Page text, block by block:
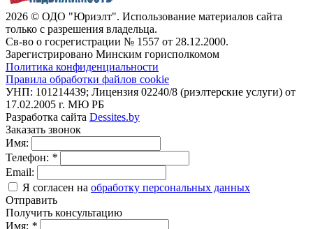
2026 © ОДО "Юриэлт". Использование материалов сайта
только с разрешения владельца.
Св-во о госрегистрации № 1557 от 28.12.2000.
Зарегистрировано Минским горисполкомом
Политика конфиденциальности
Правила обработки файлов cookie
УНП: 101214439; Лицензия 02240/8 (риэлтерские услуги) от
17.02.2005 г. МЮ РБ
Разработка сайта Dessites.by
Заказать звонок
Имя:
Телефон: *
Email:
Я согласен на обработку персональных данных
Отправить
Получить консультацию
Имя: *